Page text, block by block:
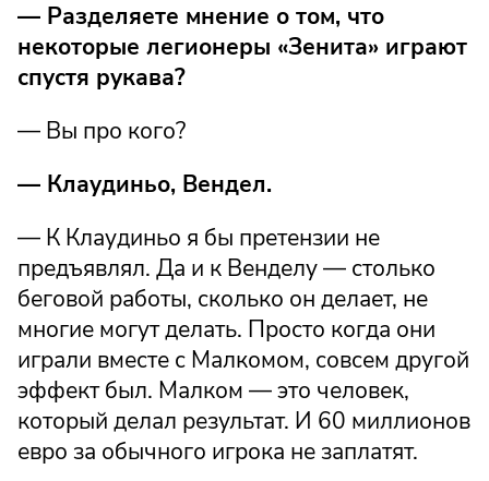
— Разделяете мнение о том, что
некоторые легионеры «Зенита» играют
спустя рукава?
— Вы про кого?
— Клаудиньо, Вендел.
— К Клаудиньо я бы претензии не
предъявлял. Да и к Венделу — столько
беговой работы, сколько он делает, не
многие могут делать. Просто когда они
играли вместе с Малкомом, совсем другой
эффект был. Малком — это человек,
который делал результат. И 60 миллионов
евро за обычного игрока не заплатят.